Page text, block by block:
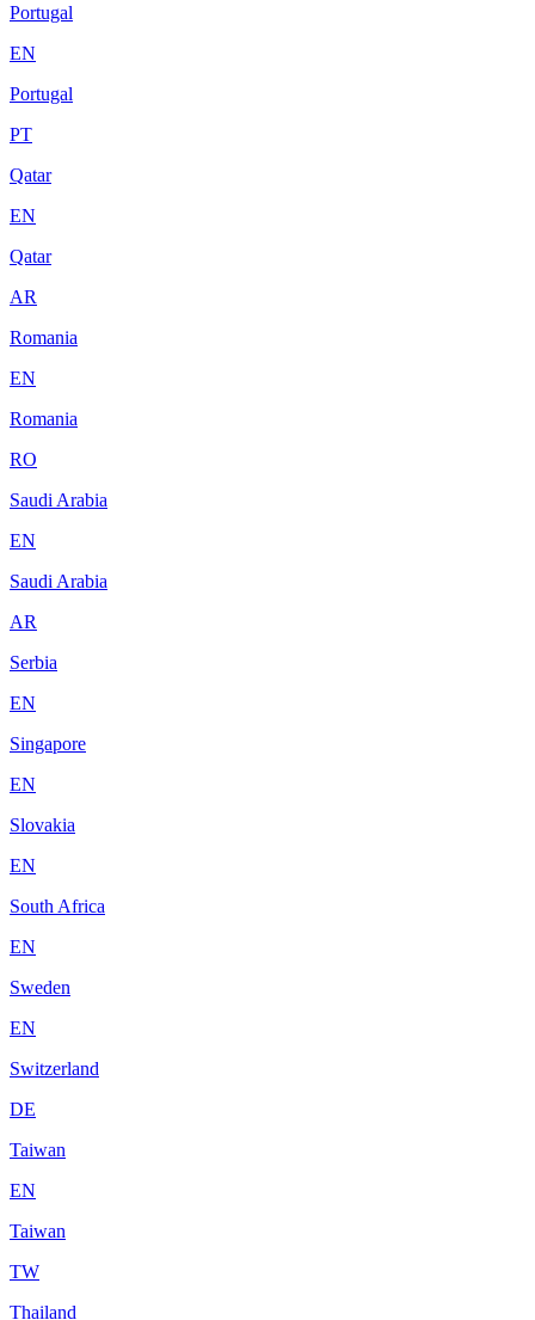
Portugal
EN
Portugal
PT
Qatar
EN
Qatar
AR
Romania
EN
Romania
RO
Saudi Arabia
EN
Saudi Arabia
AR
Serbia
EN
Singapore
EN
Slovakia
EN
South Africa
EN
Sweden
EN
Switzerland
DE
Taiwan
EN
Taiwan
TW
Thailand